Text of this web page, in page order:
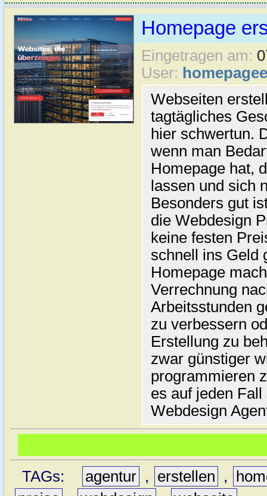
Homepage
Eingetragen am:
User:
Webseiten
tagtägliches
hier schwertun.
wenn man
Homepage hat,
lassen und sich
Besonders gut
die Webdesign
keine festen
schnell ins Geld
Homepage
Verrechnung
Arbeitsstunden
zu verbessern
Erstellung zu
zwar günstiger
programmieren
es auf jeden
Webdesign
TAGs: agentur , erstellen ,